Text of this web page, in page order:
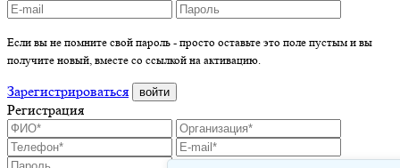
Если вы не помните свой пароль - просто оставьте это поле пустым и вы
получите новый, вместе со ссылкой на активацию.
Зарегистрироваться войти
Регистрация